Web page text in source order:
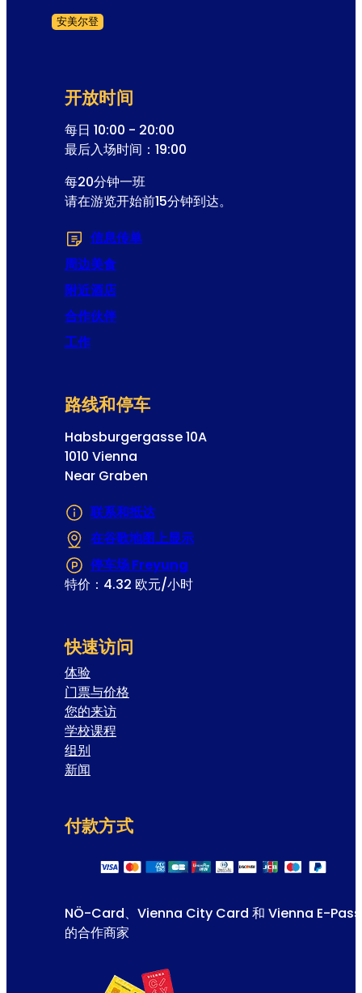
安美尔登
开放时间
每日 10:00 - 20:00
最后入场时间：19:00
每20分钟一班
请在游览开始前15分钟到达。
信息传单
周边美食
附近酒店
合作伙伴
工作
路线和停车
Habsburgergasse 10A
1010 Vienna
Near Graben
联系和抵达
在谷歌地图上显示
停车场 Freyung
特价：4.32 欧元/小时
快速访问
体验
门票与价格
您的来访
学校课程
组别
新闻
付款方式
NÖ-Card、Vienna City Card 和 Vienna E-Pass
的合作商家